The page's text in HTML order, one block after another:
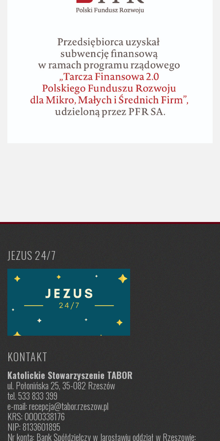
JEZUS 24/7
KONTAKT
Katolickie Stowarzyszenie TABOR
ul. Połonińska 25, 35-082 Rzeszów
tel. 533 833 399
e-mail: recepcja@tabor.rzeszow.pl
KRS: 0000338176
NIP: 8133601895
Nr konta: Bank Spółdzielczy w Jarosławiu oddział w Rzeszowie: